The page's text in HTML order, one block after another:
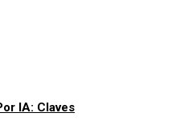
IA: Claves